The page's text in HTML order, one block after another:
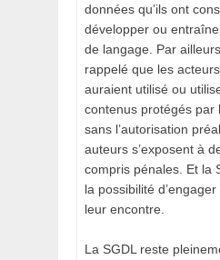
données qu’ils ont
développer ou
de langage. Par
rappelé que les acteurs
auraient utilisé ou
contenus protégés par
sans l’autorisation
auteurs s’exposent à
compris pénales. Et la
la possibilité
leur encontre.
La SGDL reste